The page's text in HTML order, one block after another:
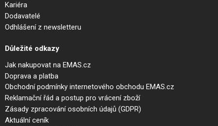
Kariéra
Dodavatelé
Odhlášení z newsletteru
Důležité odkazy
Jak nakupovat na EMAS.cz
Doprava a platba
Obchodní podmínky internetového obchodu EMAS.cz
Reklamační řád a postup pro vrácení zboží
Zásady zpracování osobních údajů (GDPR)
Aktuální ceník